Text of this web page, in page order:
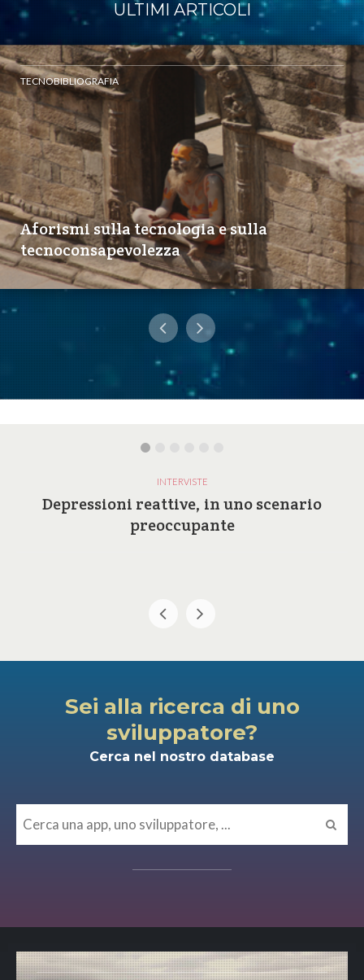
ULTIMI ARTICOLI
TECNOBIBLIOGRAFIA
Aforismi sulla tecnologia e sulla
tecnoconsapevolezza
INTERVISTE
Depressioni reattive, in uno scenario
preoccupante
Sei alla ricerca di uno
sviluppatore?
Cerca nel nostro database